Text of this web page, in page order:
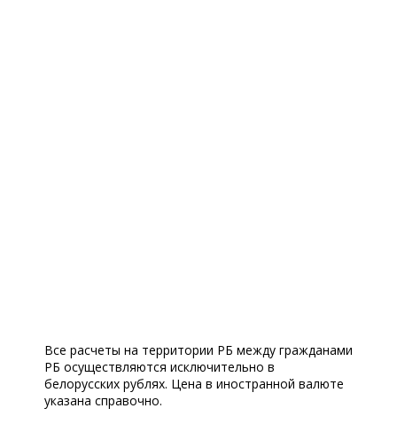
Все расчеты на территории РБ между гражданами
РБ осуществляются исключительно в
белорусских рублях. Цена в иностранной валюте
указана справочно.